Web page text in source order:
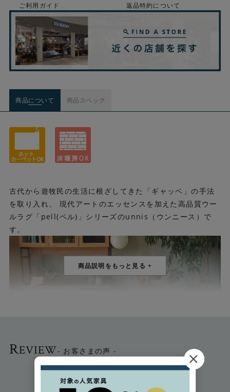
ご利用ガイド
返品特約について
商品について 商品スペック
古代から遊牧民の生活に根ざしてきた「ギャッベ」の手法
を取り入れ、 現代アートのエッセンスを加えた高品質ウー
ルラグ「pell(ペル)」シリーズのunnis（ウンニース）で
す。
REVIEW- お客さまの声 -